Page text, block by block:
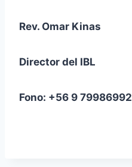
Rev. Omar Kinas
Director del IBL
Fono: +56 9 79986992